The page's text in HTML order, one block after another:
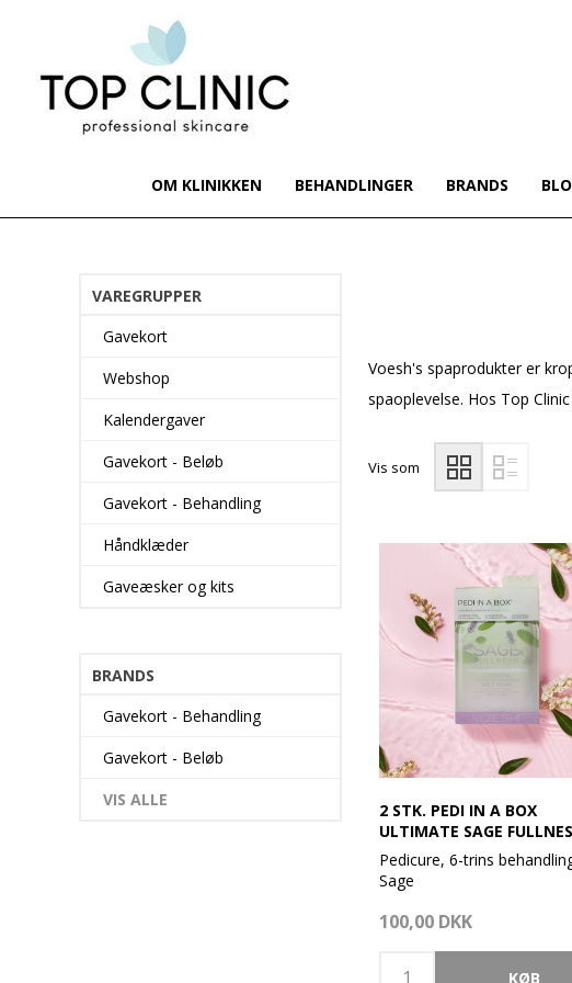
OM KLINIKKEN BEHANDLINGER BRANDS
Voesh's spaprodukter er
spaoplevelse. Hos Top
Vis som
2 STK. PEDI IN A BOX
ULTIMATE SAGE
STEP
Pedicure, 6-trins
Sage
VOESH Sage Pedicure er
100,00 DKK
VAREGRUPPER
Gavekort
Webshop
Kalendergaver
Gavekort - Beløb
Gavekort - Behandling
Håndklæder
Gaveæsker og kits
BRANDS
Gavekort - Behandling
Gavekort - Beløb
VIS ALLE